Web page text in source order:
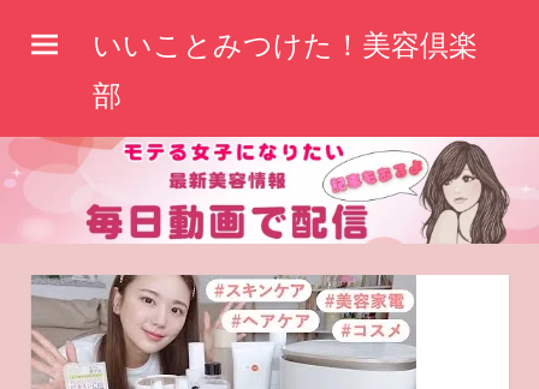
へ
いいことみつけた！美容倶楽
部